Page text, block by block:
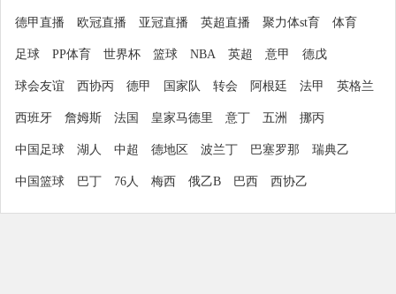
德甲直播 欧冠直播 亚冠直播 英超直播 聚力体st育 体育
足球 PP体育 世界杯 篮球 NBA 英超 意甲 德戊
球会友谊 西协丙 德甲 国家队 转会 阿根廷 法甲 英格兰
西班牙 詹姆斯 法国 皇家马德里 意丁 五洲 挪丙
中国足球 湖人 中超 德地区 波兰丁 巴塞罗那 瑞典乙
中国篮球 巴丁 76人 梅西 俄乙B 巴西 西协乙